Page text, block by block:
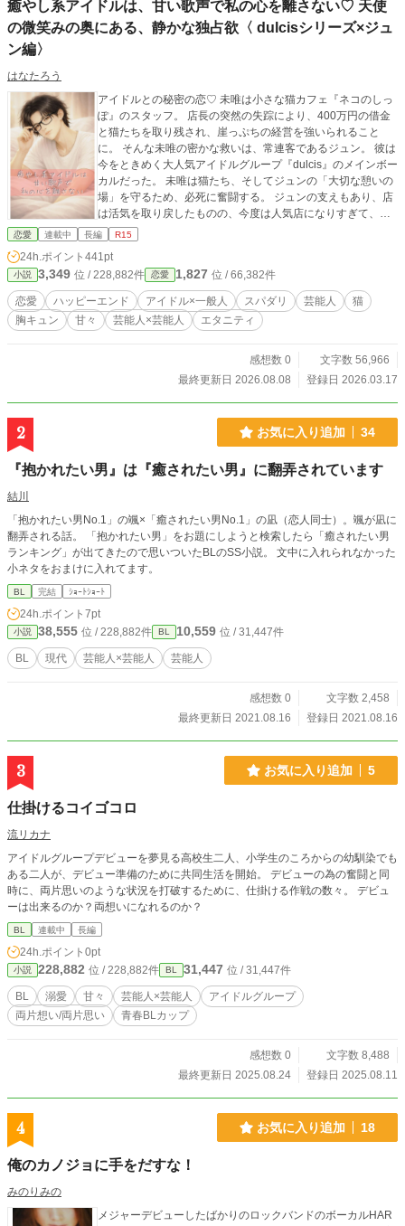
癒やし系アイドルは、甘い歌声で私の心を離さない♡ 天使
の微笑みの奥にある、静かな独占欲〈 dulcisシリーズ×ジュ
ン編〉
はなたろう
アイドルとの秘密の恋♡ 未唯は小さな猫カフェ『ネコのしっ
ぽ』のスタッフ。 店長の突然の失踪により、400万円の借金
と猫たちを取り残され、崖っぷちの経営を強いられること
に。 そんな未唯の密かな救いは、常連客であるジュン。 彼は
今をときめく大人気アイドルグループ『dulcis』のメインボー
カルだった。 未唯は猫たち、そしてジュンの「大切な憩いの
場」を守るため、必死に奮闘する。 ジュンの支えもあり、店
は活気を取り戻したものの、今度は人気店になりすぎて、ジ
ュンが通えなくなってしまう。 「今夜、閉店後に会いたい」
し系アイドル』のジュンが、初めて素顔の独占欲を剥き出し
にして迫ってきて――。 猫がつないだ出会いから始まる、甘
くてちょっぴり刺激的な格差恋物語。 ※Episode2以降、大人
の恋愛描写（ちょいエロ）が含まれます。 ※表紙・挿絵イラ
ストはAI作成です。
恋愛 連載中 長編 R15
24h.ポイント 441pt
小説 3,349 位 / 228,882件 恋愛 1,827 位 / 66,382件
恋愛 ハッピーエンド アイドル×一般人 スパダリ 芸能人
猫
胸キュン
甘々 芸能人×芸能人 エタニティ
感想数 0
文字数 56,966
最終更新日 2026.08.08
登録日 2026.03.17
2 お気に入り追加 34
『抱かれたい男』は『癒されたい男』に翻弄されています
結川
「抱かれたい男No.1」の颯×「癒されたい男No.1」の凪（恋人同士）。颯が凪に
翻弄される話。 「抱かれたい男」をお題にしようと検索したら「癒されたい男
ランキング」が出てきたので思いついたBLのSS小説。 文中に入れられなかった
小ネタをおまけに入れてます。
BL 完結 ｼｮｰﾄｼｮｰﾄ
24h.ポイント 7pt
小説 38,555 位 / 228,882件 BL 10,559 位 / 31,447件
BL 現代 芸能人×芸能人 芸能人
感想数 0
文字数 2,458
最終更新日 2021.08.16
登録日 2021.08.16
3 お気に入り追加 5
仕掛けるコイゴコロ
流リカナ
アイドルグループデビューを夢見る高校生二人、小学生のころからの幼馴染でも
ある二人が、デビュー準備のために共同生活を開始。 デビューの為の奮闘と同
時に、両片思いのような状況を打破するために、仕掛ける作戦の数々。 デビュ
ーは出来るのか？両想いになれるのか？
BL 連載中 長編
24h.ポイント 0pt
小説 228,882 位 / 228,882件 BL 31,447 位 / 31,447件
BL 溺愛 甘々 芸能人×芸能人
アイドルグループ
両片想い/両片思い
青春BLカップ​
感想数 0
文字数 8,488
最終更新日 2025.08.24
登録日 2025.08.11
4 お気に入り追加 18
俺のカノジョに手をだすな！
みのりみの
メジャーデビューしたばかりのロックバンドのボーカルHAR